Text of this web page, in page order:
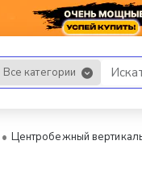
Все категории
Искать...
Центробежный